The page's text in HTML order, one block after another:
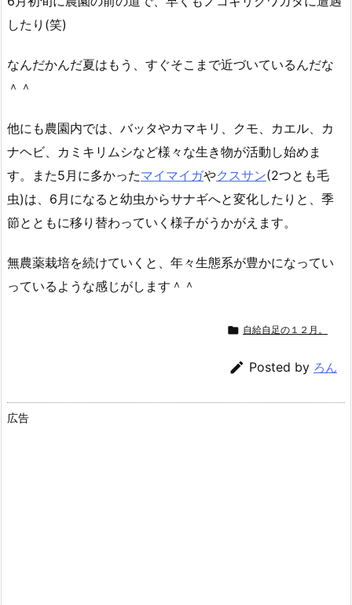
したり(笑)
なんだかんだ夏はもう、すぐそこまで近づいているんだな
＾＾
他にも農園内では、バッタやカマキリ、クモ、カエル、カ
ナヘビ、カミキリムシなど様々な生き物が活動し始めま
す。また5月に多かったマイマイガやクスサン(2つとも毛
虫)は、6月になると幼虫からサナギへと変化したりと、季
節とともに移り替わっていく様子がうかがえます。
無農薬栽培を続けていくと、年々生態系が豊かになってい
っているような感じがします＾＾
 自給自足の１２月。
 Posted by ろん
広告